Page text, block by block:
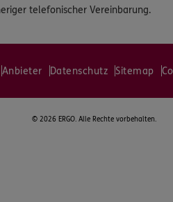
telefonischer Vereinbarung.
Anbieter Datenschutz Sitemap
© 2026 ERGO. Alle Rechte vorbehalten.